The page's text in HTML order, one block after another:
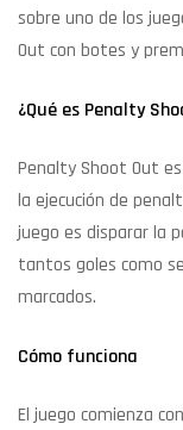
sobre uno de los
Out con botes y
¿Qué es Penalty
Penalty Shoot Out
la ejecución de
juego es disparar la
tantos goles como
marcados.
Cómo funciona
El juego comienza